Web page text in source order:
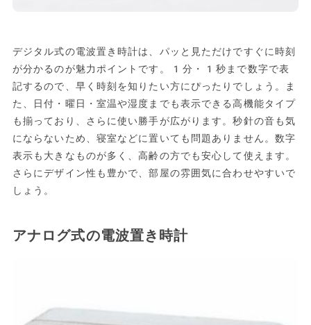
デジタル式の電波置き時計は、パッと見ただけですぐに時刻
が分かるのが魅力ポイントです。1分・1秒まで数字で表
記するので、早く時刻を知りたい方にぴったりでしょう。ま
た、日付・曜日・室温や湿度までも表示できる高機能タイプ
も揃っており、さらに使い勝手が広がります。秒針の音も気
にならないため、寝室などに置いても問題ありません。数字
表示も大きなものが多く、高齢の方でも安心して使えます。
さらにデザイン性も豊かで、部屋の雰囲気に合わせやすいで
しょう。
アナログ式の電波置き時計